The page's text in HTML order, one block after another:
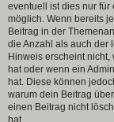
eventuell ist dies nur
möglich. Wenn bereits
Beitrag in der
die Anzahl als auch der
Hinweis erscheint
hat oder wenn ein
hat. Diese können
warum dein Beitrag
einen Beitrag nicht
hat.